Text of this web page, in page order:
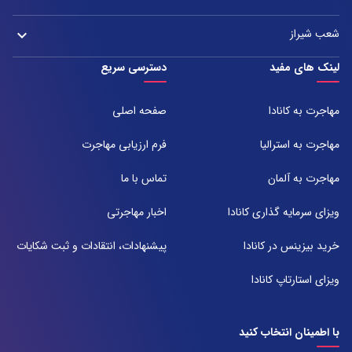
021-37972000
تلفن:
021-43000054
مشهد، بلوار هفت تیر نبش هفت تیر ۸ برج اداری آرمیتاژ طبقه ۱۶ واحد ۱۶۰۵
تلفن:
051-31737000
شعب شیراز keyboard_arrow_down
شعبه 1
آدرس:
تلفن:
شعبه 2
تلفن:
لینک های مفید
مهاجرت به کانادا
مهاجرت به استرالیا
مهاجرت به آلمان
ویزای سرمایه گذاری کانادا
خرید بیزینس در کانادا
ویزای استارتاپ کانادا
دسترسی سریع
صفحه اصلی
فرم ارزیابی مهاجرت
تماس با ما
اخبار مهاجرتی
پیشنهادات، انتقادات و ثبت شکایات
با اطمینان انتخاب کنید